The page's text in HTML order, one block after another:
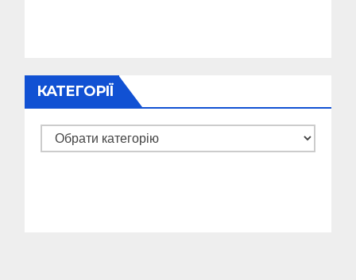
КАТЕГОРІЇ
Категорії